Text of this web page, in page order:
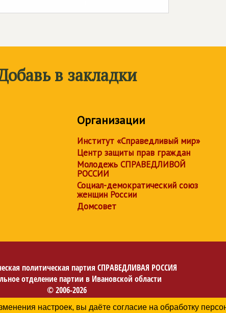
в закладки
Организации
Институт «Справедливый мир»
Центр защиты прав граждан
Молодежь СПРАВЕДЛИВОЙ
РОССИИ
Социал-демократический союз
женщин России
Домсовет
политическая партия СПРАВЕДЛИВАЯ РОССИЯ
отделение партии в Ивановской области
© 2006-2026
в отношении обработки персональных данных
настроек, вы даёте согласие на обработку